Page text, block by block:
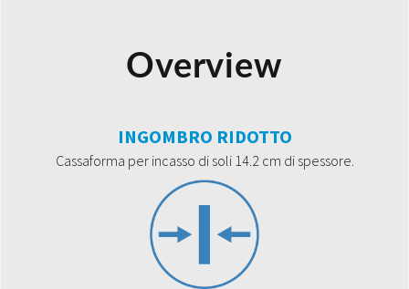
Overview
INGOMBRO RIDOTTO
Cassaforma per incasso di soli 14.2 cm di spessore.